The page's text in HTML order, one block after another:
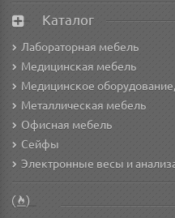
Каталог
Лабораторная мебель
Медицинская мебель
Медицинское
Металлическая мебель
Офисная мебель
Сейфы
Электронные весы и